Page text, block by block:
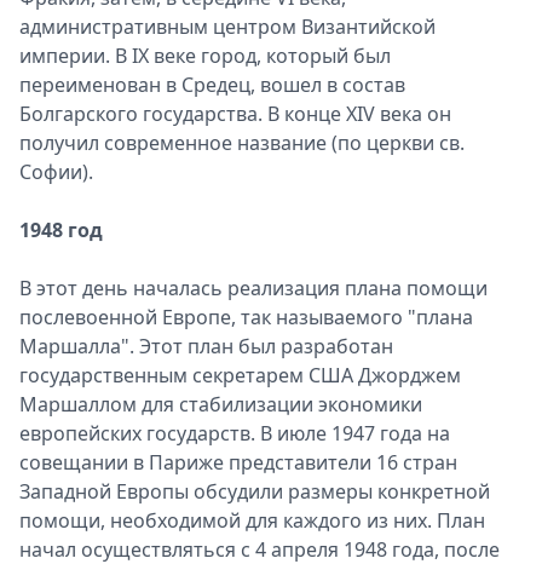
административным центром Византийской
империи. В IX веке город, который был
переименован в Средец, вошел в состав
Болгарского государства. В конце XIV века он
получил современное название (по церкви св.
Софии).
1948 год
В этот день началась реализация плана помощи
послевоенной Европе, так называемого "плана
Маршалла". Этот план был разработан
государственным секретарем США Джорджем
Маршаллом для стабилизации экономики
европейских государств. В июле 1947 года на
совещании в Париже представители 16 стран
Западной Европы обсудили размеры конкретной
помощи, необходимой для каждого из них. План
начал осуществляться с 4 апреля 1948 года, после